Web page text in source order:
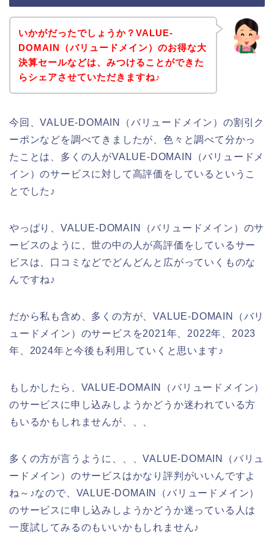
いかがだったでしょうか？VALUE-
DOMAIN（バリュードメイン）のお得な大
決算セールなどは、みつけることができた
らシェアさせていただきますね♪
今回、VALUE-DOMAIN（バリュードメイン）の割引ク
ーポンなどを調べてきましたが、色々と調べて分かっ
たことは、多くの人がVALUE-DOMAIN（バリュードメ
イン）のサービスに対して高評価をしているというこ
とでした♪
やっぱり、VALUE-DOMAIN（バリュードメイン）のサ
ービスのように、世の中の人が高評価をしているサー
ビスは、口コミなどでどんどんと広がっていくものな
んですね♪
だから私も含め、多くの方が、VALUE-DOMAIN（バリ
ュードメイン）のサービスを2021年、2022年、2023
年、2024年と今後も利用していくと思います♪
もしかしたら、VALUE-DOMAIN（バリュードメイン）
のサービスに申し込みしようかどうか迷われている方
もいるかもしれませんが、、、
多くの方が言うように、、、VALUE-DOMAIN（バリュ
ードメイン）のサービスはかなり評判がいいんですよ
ね～♪なので、VALUE-DOMAIN（バリュードメイン）
のサービスに申し込みしようかどうか迷っている人は
一度試してみるのもいいかもしれません♪